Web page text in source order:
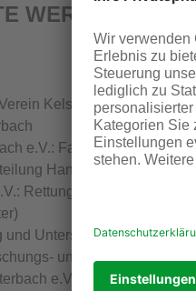
WERDEN IN
Kelsterbach e.V.:
e.V.: Faschingsumzug
Handball: Trikots für
Rettungssport zur
Unterstützung der
und
e.V.: Halloween for